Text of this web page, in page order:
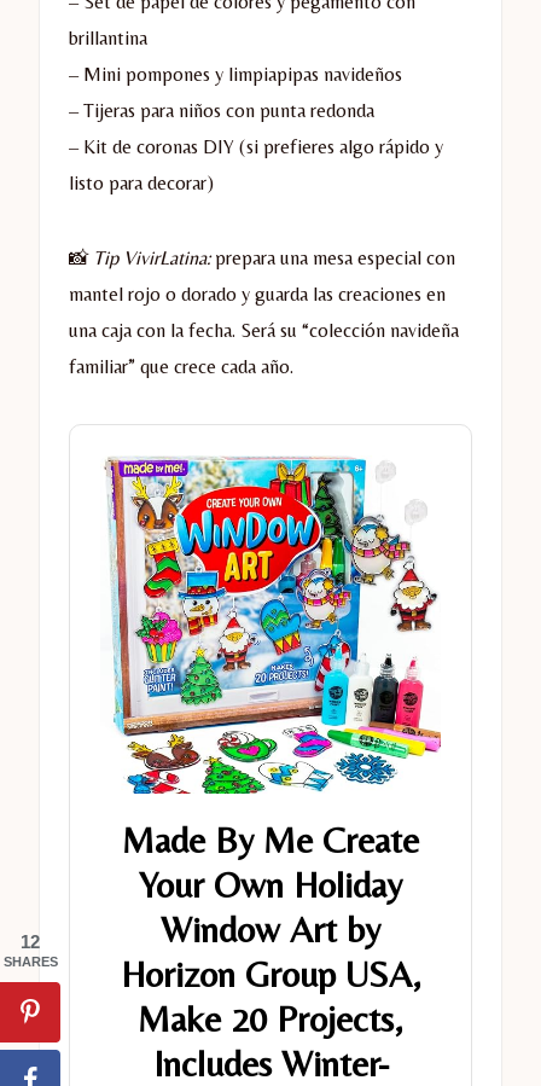
brillantina
– Mini pompones y limpiapipas navideños
– Tijeras para niños con punta redonda
– Kit de coronas DIY (si prefieres algo rápido y
listo para decorar)
📸 Tip VivirLatina:prepara una mesa especial con
mantel rojo o dorado y guarda las creaciones en
una caja con la fecha. Será su “colección navideña
familiar” que crece cada año.
Made By Me Create
Your Own Holiday
Window Art by
Horizon Group USA,
Make 20 Projects,
Includes Winter-
12
SHARES